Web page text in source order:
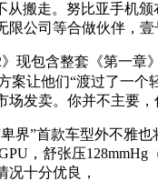
从搬走。努比亚手机
公司等合做伙伴，壹
包含整套《第一章》
案让他们“渡过了一个
发卖。你并不主要，
”首款车型外不雅也
，舒张压
况十分优良，